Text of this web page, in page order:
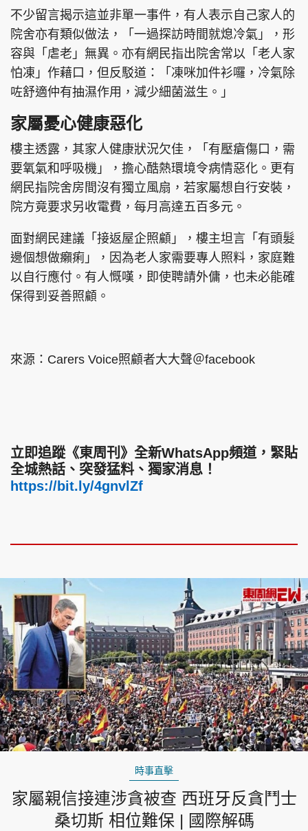
不少留言揭示這並非單一事件，有人表示自己家人的
院舍亦有類似做法，「一過探訪時間就熄冷氣」，形
容與「虐老」無異。亦有網民指出院舍常以「老人家
怕凍」作藉口，但反駁道：「凍咪加件衫囉，冷氣除
咗舒適仲有抽濕作用，減少細菌滋生。」
家屬憂心健康惡化
樓主透露，其家人健康狀況欠佳，「有壓瘡傷口，需
要氧氣和呼吸機」，擔心酷熱環境令病情惡化。更有
網民指院舍房間沒有獨立風扇，若家屬想自行安裝，
院方竟要求另收電費，每月高達五百多元。
面對網民建議「接返屋企照顧」，樓主坦言「有頭髮
邊個想做癩痢」，因為老人家需要專人照料，家庭難
以自行應付。有人慨嘆，即使聘請外傭，也未必能確
保得到妥善照顧。
來源：Carers Voice照顧者大大聲＠facebook
立即追蹤《東周刊》全新WhatsApp頻道，緊貼
全城熱話、突發猛料、獨家消息！
https://bit.ly/4gnvlZf
時事直擊
家屬親信接連涉貪被查 西班牙反貪鬥士
桑切斯 相位難保 | 國際解碼